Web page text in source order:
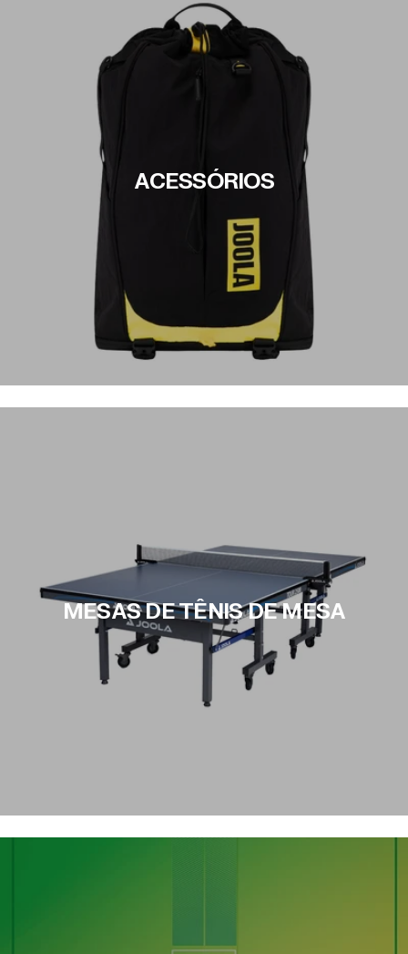
ACESSÓRIOS
MESAS DE TÊNIS DE MESA